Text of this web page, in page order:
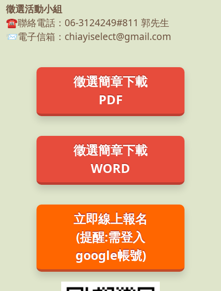
徵選活動小組
☎️聯絡電話：06-3124249#811 郭先生
📨電子信箱：chiayiselect@gmail.com
徵選簡章下載
PDF
徵選簡章下載
WORD
立即線上報名
(提醒:需登入
google帳號)